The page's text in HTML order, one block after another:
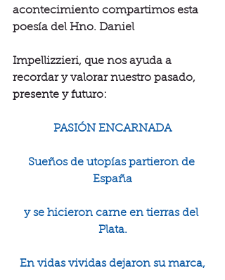
acontecimiento compartimos esta
poesía del Hno. Daniel
Impellizzieri, que nos ayuda a
recordar y valorar nuestro pasado,
presente y futuro:
PASIÓN ENCARNADA
Sueños de utopías partieron de
España
y se hicieron carne en tierras del
Plata.
En vidas vividas dejaron su marca,